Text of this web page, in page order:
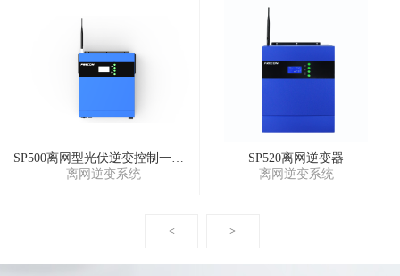
SP500离网型光伏逆变控制一体机
离网逆变系统
SP520离网逆变器
离网逆变系统
< >